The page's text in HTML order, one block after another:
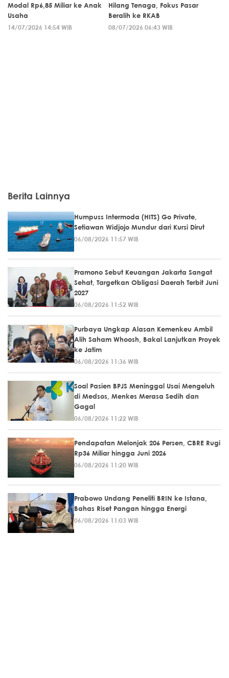
Modal Rp6,85 Miliar ke Anak
Usaha
14/07/2026 14:54 WIB
Hilang Tenaga, Fokus Pasar
Beralih ke RKAB
08/07/2026 06:43 WIB
Berita Lainnya
Humpuss Intermoda (HITS) Go Private,
Setiawan Widjojo Mundur dari Kursi Dirut
06/08/2026 11:57 WIB
Pramono Sebut Keuangan Jakarta Sangat
Sehat, Targetkan Obligasi Daerah Terbit Juni
2027
06/08/2026 11:52 WIB
Purbaya Ungkap Alasan Kemenkeu Ambil
Alih Saham Whoosh, Bakal Lanjutkan Proyek
ke Jatim
06/08/2026 11:36 WIB
Soal Pasien BPJS Meninggal Usai Mengeluh
di Medsos, Menkes Merasa Sedih dan
Gagal
06/08/2026 11:22 WIB
Pendapatan Melonjak 206 Persen, CBRE Rugi
Rp36 Miliar hingga Juni 2026
06/08/2026 11:20 WIB
Prabowo Undang Peneliti BRIN ke Istana,
Bahas Riset Pangan hingga Energi
06/08/2026 11:03 WIB